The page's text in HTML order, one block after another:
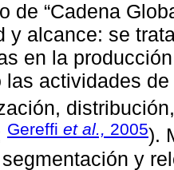
de “Cadena
y alcance: se
en la
las actividades
Gereffi et al., 2005).
y